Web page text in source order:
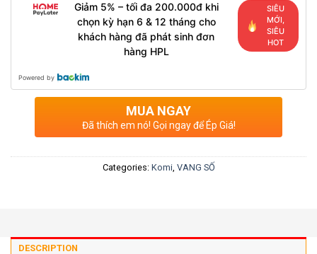
Giảm 5% – tối đa 200.000đ khi
chọn kỳ hạn 6 & 12 tháng cho
khách hàng đã phát sinh đơn
hàng HPL
SIÊU
MỚI,
SIÊU
HOT
Powered by
MUA NGAY
Đã thích em nó! Gọi ngay để Ép Giá!
Categories: Komi, VANG SỐ
DESCRIPTION